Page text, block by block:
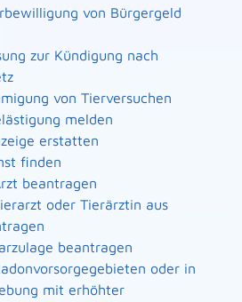
von Bürgergeld
zur Kündigung nach
von Tierversuchen
melden
erstatten
finden
beantragen
oder Tierärztin aus
beantragen
oder in
mit erhöhter